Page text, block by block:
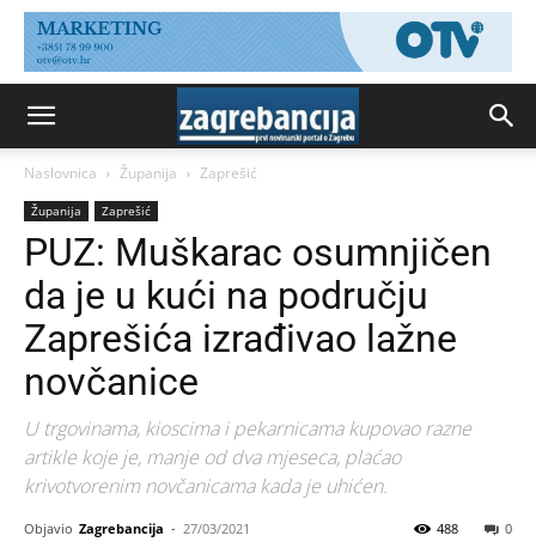
Naslovnica Županija Zaprešić
Županija Zaprešić
PUZ: Muškarac osumnjičen
da je u kući na području
Zaprešića izrađivao lažne
novčanice
U trgovinama, kioscima i pekarnicama kupovao razne
artikle koje je, manje od dva mjeseca, plaćao
krivotvorenim novčanicama kada je uhićen.
Objavio Zagrebancija - 27/03/2021 0
488